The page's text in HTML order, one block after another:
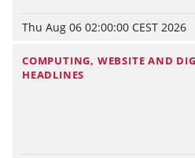
Thu Aug 06 02:00:00 CEST 2026
COMPUTING, WEBSITE AND
HEADLINES